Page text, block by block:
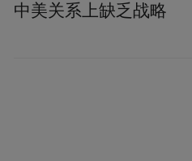
中美关系上缺乏战略